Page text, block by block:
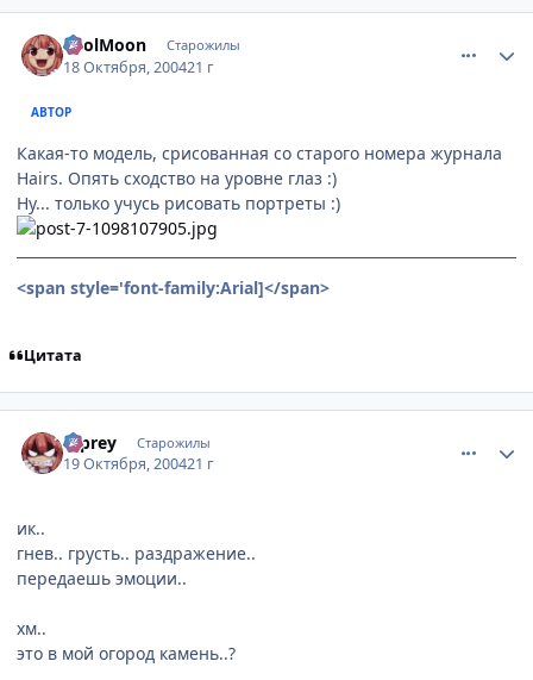
FoolMoon Старожилы
18 Октября, 200421 г
АВТОР
Какая-то модель, срисованная со старого номера журнала
Hairs. Опять сходство на уровне глаз :)
Ну... только учусь рисовать портреты :)
<span style='font-family:Arial]</span>
Цитата
b-prey Старожилы
19 Октября, 200421 г
ик..
гнев.. грусть.. раздражение..
передаешь эмоции..
хм..
это в мой огород камень..?